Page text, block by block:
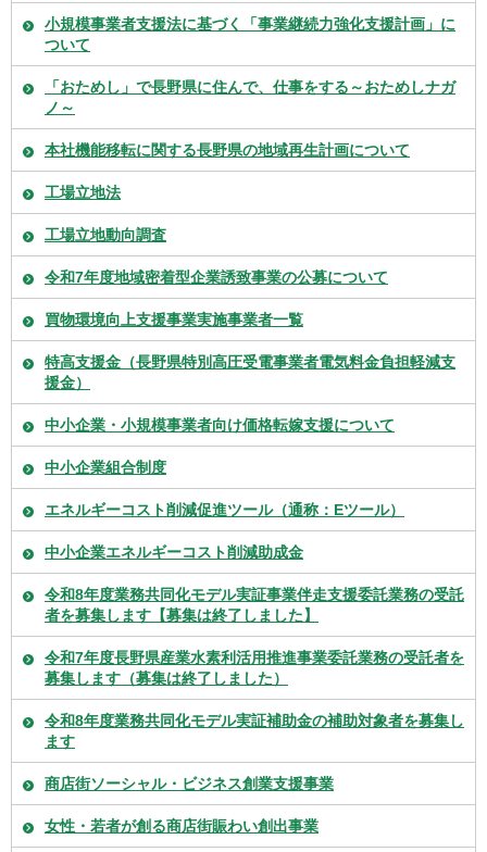
小規模事業者支援法に基づく「事業継続力強化支援計画」に
ついて
「おためし」で長野県に住んで、仕事をする～おためしナガ
ノ～
本社機能移転に関する長野県の地域再生計画について
工場立地法
工場立地動向調査
令和7年度地域密着型企業誘致事業の公募について
買物環境向上支援事業実施事業者一覧
特高支援金（長野県特別高圧受電事業者電気料金負担軽減支
援金）
中小企業・小規模事業者向け価格転嫁支援について
中小企業組合制度
エネルギーコスト削減促進ツール（通称：Eツール）
中小企業エネルギーコスト削減助成金
令和8年度業務共同化モデル実証事業伴走支援委託業務の受託
者を募集します【募集は終了しました】
令和7年度長野県産業水素利活用推進事業委託業務の受託者を
募集します（募集は終了しました）
令和8年度業務共同化モデル実証補助金の補助対象者を募集し
ます
商店街ソーシャル・ビジネス創業支援事業
女性・若者が創る商店街賑わい創出事業